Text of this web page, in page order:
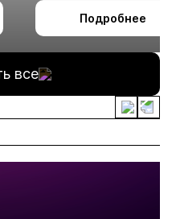
технологии
измельчения
Подробнее
все